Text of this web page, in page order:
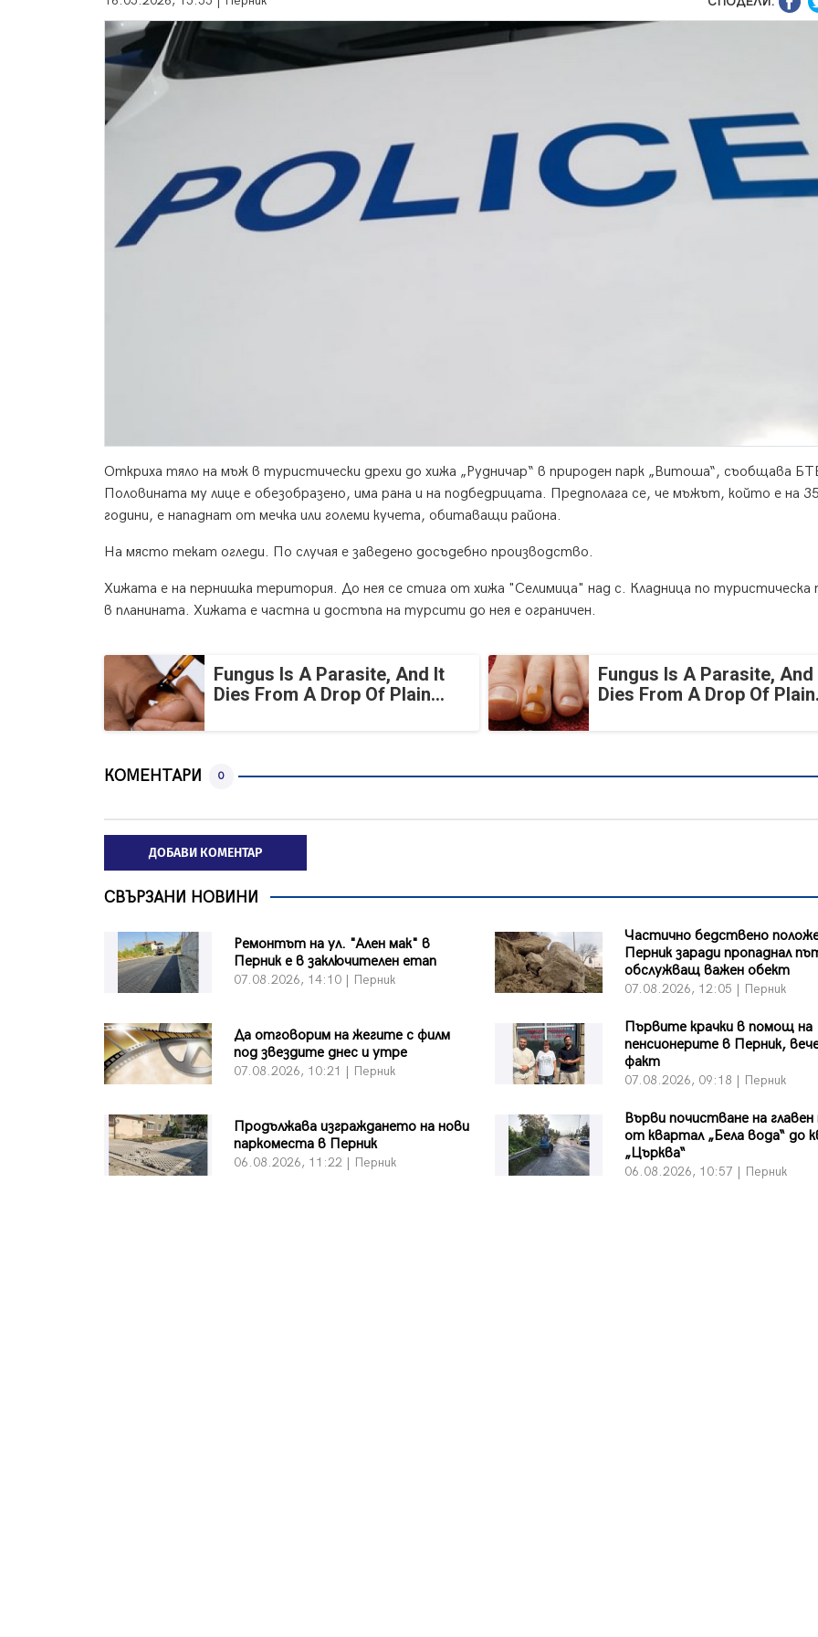
Откриха тяло на мъж в туристически дрехи до хижа „Рудничар“ в природен парк „Витоша“, съобщава
Половината му лице е обезобразено, има рана и на подбедрицата. Предполага се, че мъжът, който е на 35
години, е нападнат от мечка или големи кучета, обитаващи района.
На място текат огледи. По случая е заведено досъдебно производство.
Хижата е на пернишка територия. До нея се стига от хижа "Селимица" над с. Кладница по туристическа
в планината. Хижата е частна и достъпа на турсити до нея е ограничен.
Fungus Is A Parasite, And It
Dies From A Drop Of Plain...
Fungus Is A Parasite, And
Dies From A Drop Of
КОМЕНТАРИ 0
ДОБАВИ КОМЕНТАР
СВЪРЗАНИ НОВИНИ
Ремонтът на ул. "Ален мак" в
Перник е в заключителен етап
07.08.2026, 14:10 | Перник
Частично бедствено
Перник заради пропаднал
обслужващ важен обект
07.08.2026, 12:05 | Перник
Да отговорим на жегите с филм
под звездите днес и утре
07.08.2026, 10:21 | Перник
Първите крачки в помощ на
пенсионерите в Перник,
факт
07.08.2026, 09:18 | Перник
Продължава изграждането на нови
паркоместа в Перник
06.08.2026, 11:22 | Перник
Върви почистване на
от квартал „Бела вода“ до
„Църква“
06.08.2026, 10:57 | Перник